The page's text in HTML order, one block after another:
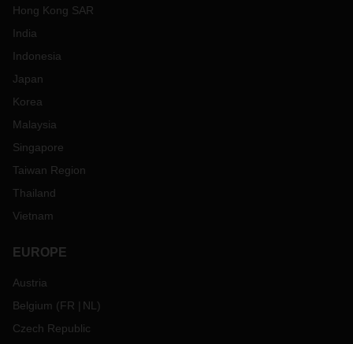
Hong Kong SAR
India
Indonesia
Japan
Korea
Malaysia
Singapore
Taiwan Region
Thailand
Vietnam
EUROPE
Austria
Belgium (FR NL )
Czech Republic